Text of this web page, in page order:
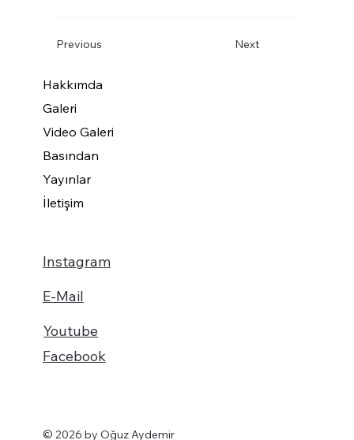
Previous Next
Hakkımda
Galeri
Video Galeri
Basından
Yayınlar
İletişim
Instagram
Facebook
Youtube
E-Mail
© 2026 by Oğuz Aydemir